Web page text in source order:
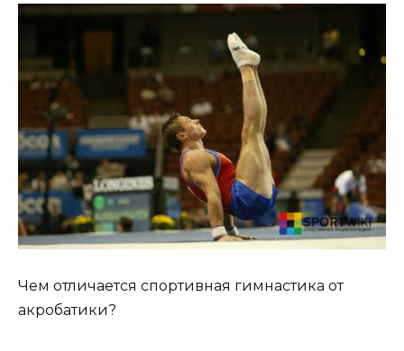
Чем отличается спортивная гимнастика от
акробатики?